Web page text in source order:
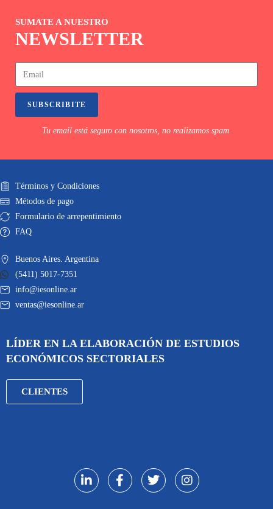
SUMATE A NUESTRO
NEWSLETTER
SUBSCRIBITE
Tu email está seguro con nosotros, no realizamos spam.
Términos y Condiciones
Métodos de pago
Formulario de arrepentimiento
FAQ
Buenos Aires. Argentina
(5411) 5017-7351
info@iesonline.ar
ventas@iesonline.ar
LÍDER EN LA ELABORACIÓN DE ESTUDIOS
ECONÓMICOS SECTORIALES
CLIENTES